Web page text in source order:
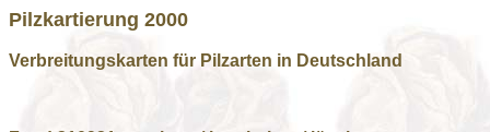
Pilzkartierung 2000
Verbreitungskarten für Pilzarten in Deutschland